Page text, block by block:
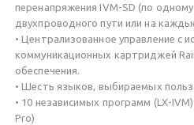
перенапряжения IVM-SD (по
двухпроводного пути или на
• Централизованное управление с
коммуникационных картриджей
обеспечения.
• Шесть языков, выбираемых
• 10 независимых программ (LX-
Pro)